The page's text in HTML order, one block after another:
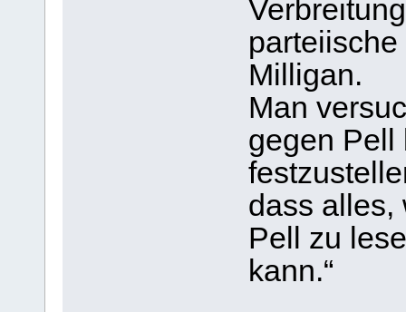
Milligan.
Man
gegen Pell
dass alles,
Pell zu
kann.“